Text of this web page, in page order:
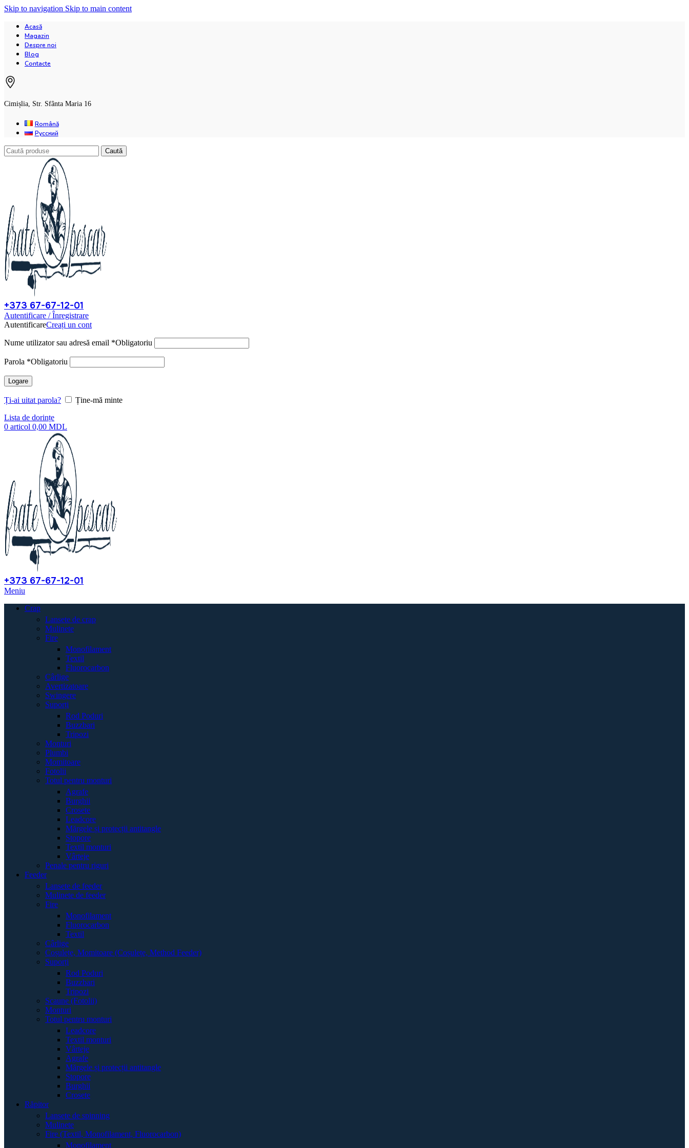
Skip to navigation Skip to main content
Acasă
Magazin
Despre noi
Blog
Contacte
Cimișlia, Str. Sfânta Maria 16
Română
Русский
Caută
+373 67-67-12-01
Autentificare / Înregistrare
AutentificareCreați un cont
Nume utilizator sau adresă email *Obligatoriu
Parola *Obligatoriu
Logare
Ți-ai uitat parola?
Ține-mă minte
Lista de dorințe
0 articol 0,00 MDL
+373 67-67-12-01
Meniu
Crap
Lansete de crap
Mulinete
Fire
Monofilament
Textil
Fluorocarbon
Cârlige
Avertizatoare
Swingere
Suporți
Rod Poduri
Buzzbari
Tripozi
Monturi
Plumbi
Momitoare
Fotolii
Totul pentru monturi
Agrafe
Burghii
Crosete
Leadcore
Mărgele și protecții antitangle
Stopore
Textil monturi
Vârteje
Penale pentru riguri
Feeder
Lansete de feeder
Mulinete de feeder
Fire
Monofilament
Fluorocarbon
Textil
Cârlige
Coșulețe, Momitoare (Coșulețe, Method Feeder)
Suporți
Rod Poduri
Buzzbari
Tripozi
Scaune (Fotolii)
Monturi
Totul pentru monturi
Leadcore
Textil monturi
Vârteje
Agrafe
Mărgele și protecții antitangle
Stopore
Burghii
Crosete
Răpitor
Lansete de spinning
Mulinete
Fire (Textil, Monofilament, Fluorocarbon)
Monofilament